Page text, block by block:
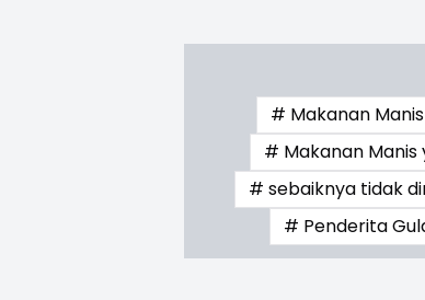
# Makanan Manis
# Makanan Manis
# sebaiknya tidak
# Penderita